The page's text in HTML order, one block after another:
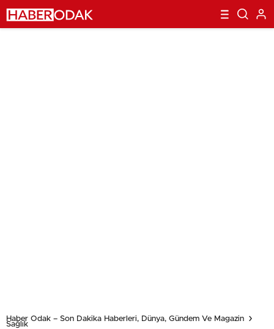
Haber Odak – Son Dakika Haberleri, Dünya, Gündem Ve Magazin
Sağlık